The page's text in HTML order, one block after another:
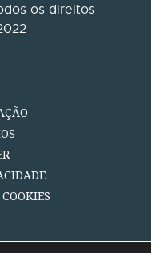
os direitos